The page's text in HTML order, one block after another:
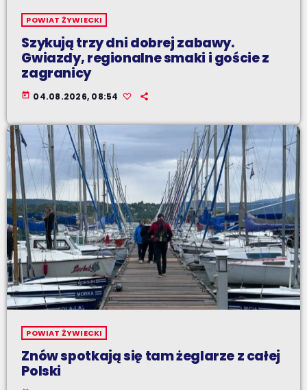
POWIAT ŻYWIECKI
Szykują trzy dni dobrej zabawy.
Gwiazdy, regionalne smaki i goście z
zagranicy
today 04.08.2026, 08:54
POWIAT ŻYWIECKI
Znów spotkają się tam żeglarze z całej
Polski